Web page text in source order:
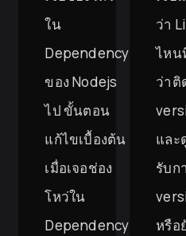
ใน
Dependency
ของ Nodejs
ไป ขั้นตอน
แก้ไขเบื้องต้น
เมื่อเจอช่อง
โหว่ใน
Dependency
ว่า
ไหน
ว่าติ
และ
รับก
หรือ